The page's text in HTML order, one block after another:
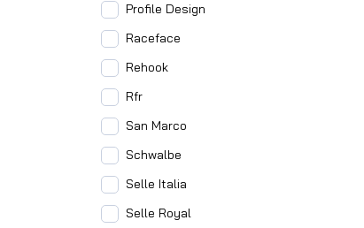
Profile Design
Raceface
Rehook
Rfr
San Marco
Schwalbe
Selle Italia
Selle Royal